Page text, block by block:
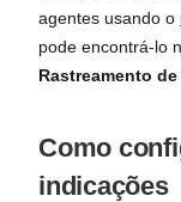
agentes usando o
pode encontrá-lo
Rastreamento
Como
indicações